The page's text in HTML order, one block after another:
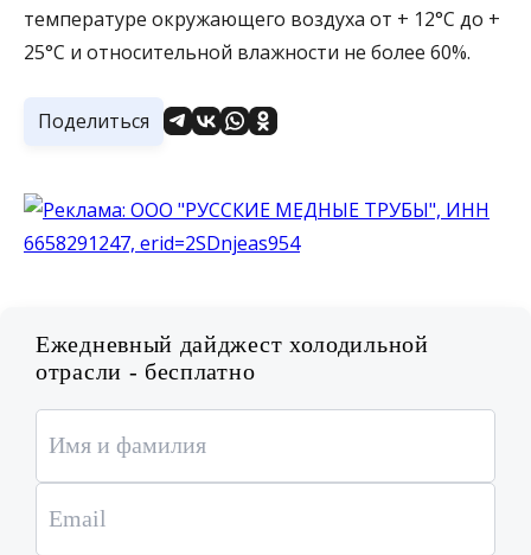
температуре окружающего воздуха от + 12°С до +
25°С и относительной влажности не более 60%.
Поделиться
Ежедневный дайджест холодильной
отрасли - бесплатно